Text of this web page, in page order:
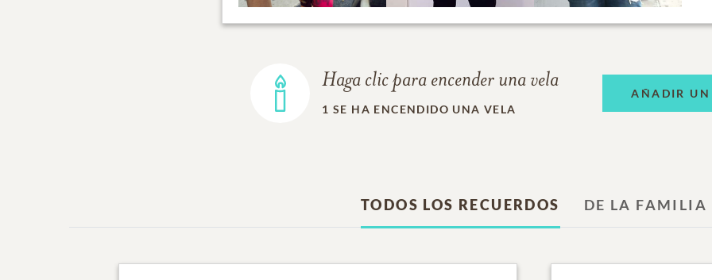
Haga clic para encender una vela
1 SE HA ENCENDIDO UNA VELA
AÑADIR UN
TODOS LOS RECUERDOS DE LA FAMILIA